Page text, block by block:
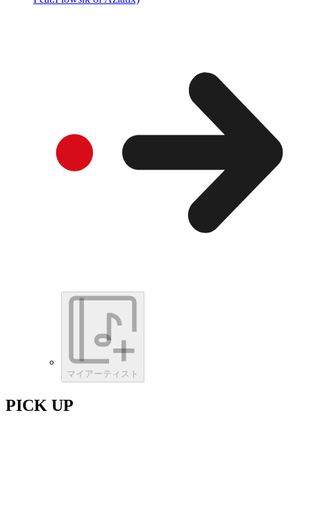
マイアーティスト
PICK UP